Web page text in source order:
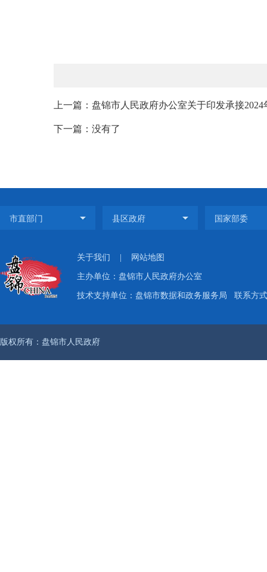
上一篇：盘锦市人民政府办公室关于印发承接
下一篇：没有了
关于我们 网站地图
主办单位：盘锦市人民政府办公室
技术支持单位：盘锦市数据和政务服务局 联系方
版权所有：盘锦市人民政府